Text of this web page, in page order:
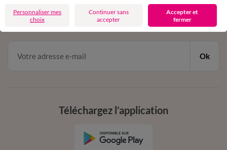
en vous inscrivant à la newsletter
dès 20€ d’achat
conditions dans votre email de confirmation
Ok
Téléchargez l’application
Personnaliser mes
choix
Continuer sans
accepter
Accepter et
fermer